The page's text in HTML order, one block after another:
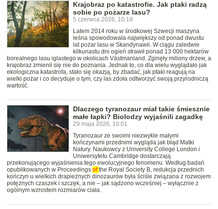
Krajobraz po katastrofie. Jak ptaki radzą
sobie po pożarze lasu?
5 czerwca 2026, 10:18
Latem 2014 roku w środkowej Szwecji maszyna
leśna spowodowała największy od ponad dwustu
lat pożar lasu w Skandynawii. W ciągu zaledwie
kilkunastu dni ogień strawił ponad 13 000 hektarów
borealnego lasu iglastego w okolicach Västmanland. Zginęły miliony drzew, a
krajobraz zmienił się nie do poznania. Jednak to, co dla wielu wyglądało jak
ekologiczna katastrofa, stało się okazją, by zbadać, jak ptaki reagują na
wielki pożar i co decyduje o tym, czy las zdoła odtworzyć swoją przyrodniczą
wartość.
Dlaczego tyranozaur miał takie śmiesznie
małe łapki? Biolodzy wyjaśnili zagadkę
29 maja 2026, 10:01
Tyranozaur ze swoimi niezwykle małymi
kończynami przednimi wygląda jak błąd Matki
Natury. Naukowcy z University College London i
Uniwersytetu Cambridge dostarczają
przekonującego wyjaśnienia tego ewolucyjnego fenomenu. Według badań
opublikowanych w Proceedings ofthe Royal Society B, redukcja przednich
kończyn u wielkich drapieżnych dinozaurów była ściśle związana z rozwojem
potężnych czaszek i szczęk, a nie – jak sądzono wcześniej – wyłącznie z
ogólnym wzrostem rozmiarów ciała.